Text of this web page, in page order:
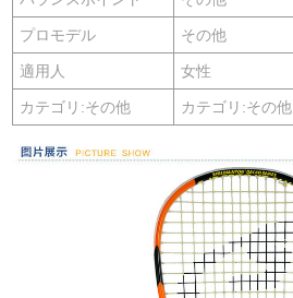
プロモデル その他
適用人 女性
カテゴリ:その他 カテゴリ:その他